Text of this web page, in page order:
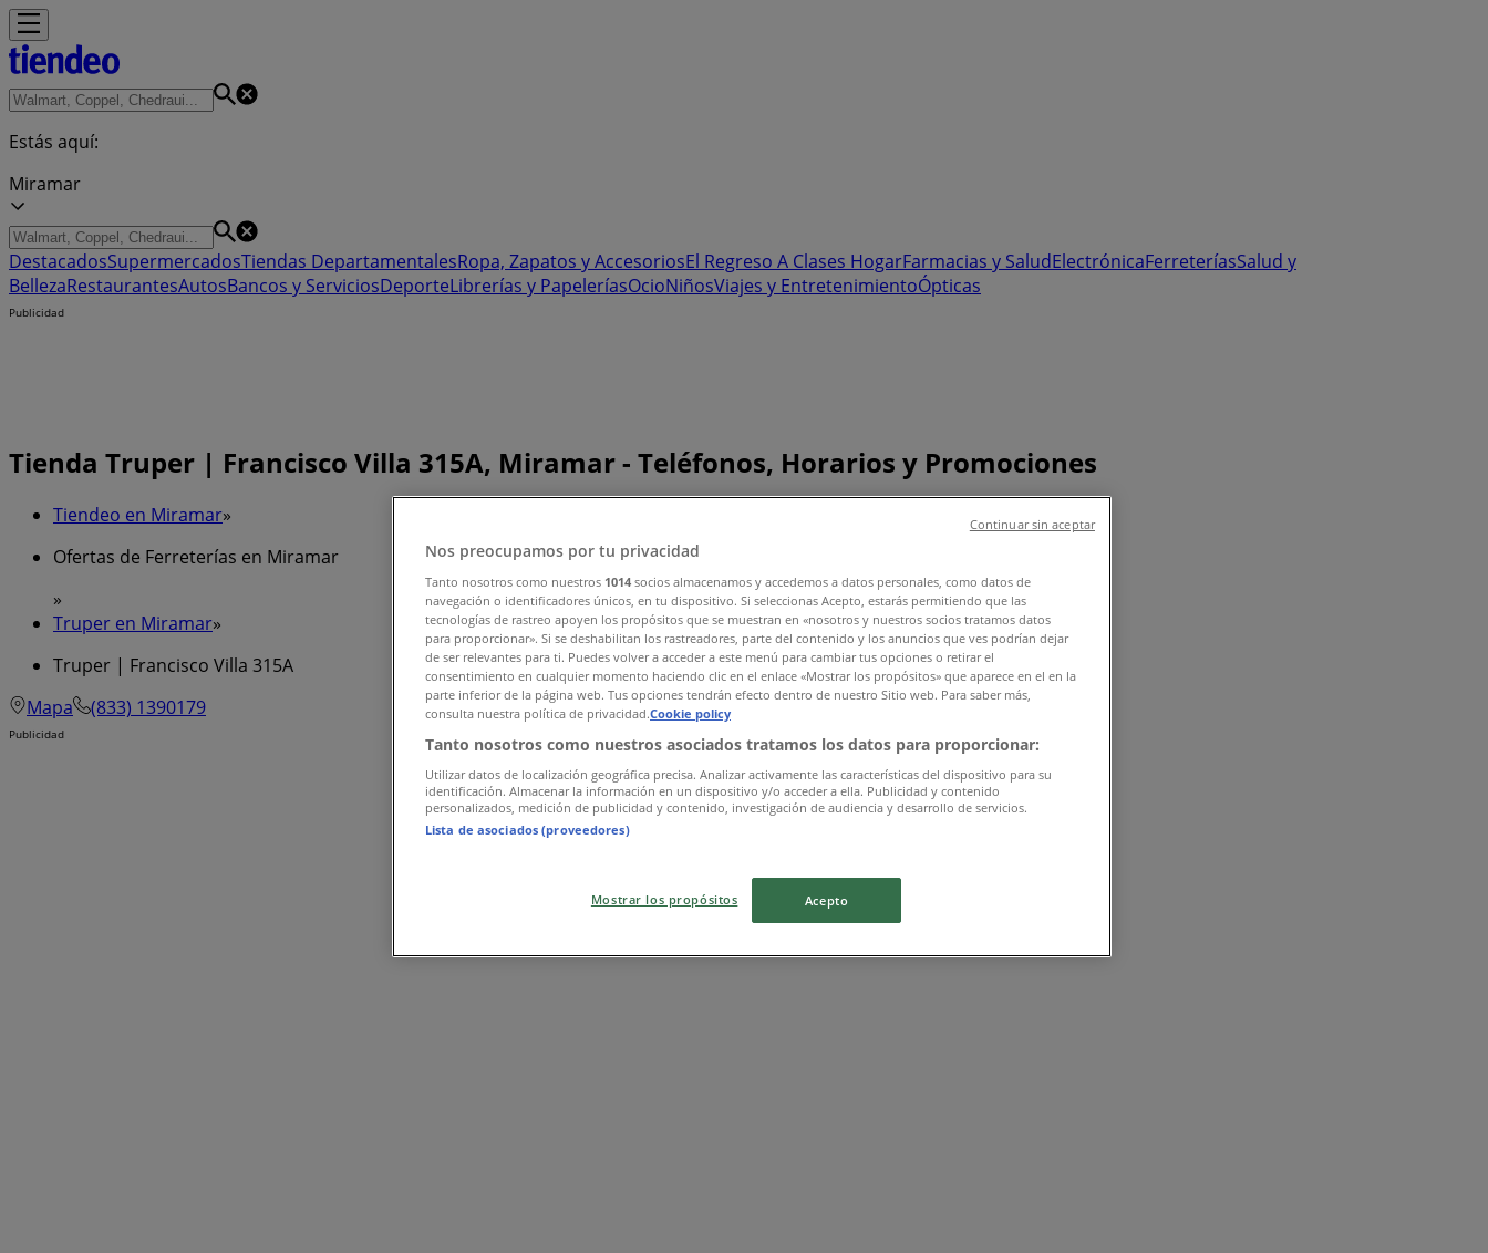
Estás aquí:
Miramar
DestacadosSupermercadosTiendas DepartamentalesRopa, Zapatos y AccesoriosEl Regreso A Clases HogarFarmacias y SaludElectrónicaFerreteríasSalud y
BellezaRestaurantesAutosBancos y ServiciosDeporteLibrerías y PapeleríasOcioNiñosViajes y EntretenimientoÓpticas
Publicidad
Tienda Truper | Francisco Villa 315A, Miramar - Teléfonos, Horarios y Promociones
Tiendeo en Miramar»
Ofertas de Ferreterías en Miramar
»
Truper en Miramar»
Truper | Francisco Villa 315A
Mapa
(833) 1390179
Publicidad
Nos preocupamos por tu privacidad
Tanto nosotros como nuestros 1014 socios almacenamos y accedemos a datos personales, como datos de
navegación o identificadores únicos, en tu dispositivo. Si seleccionas Acepto, estarás permitiendo que las
tecnologías de rastreo apoyen los propósitos que se muestran en «nosotros y nuestros socios tratamos datos
para proporcionar». Si se deshabilitan los rastreadores, parte del contenido y los anuncios que ves podrían dejar
de ser relevantes para ti. Puedes volver a acceder a este menú para cambiar tus opciones o retirar el
consentimiento en cualquier momento haciendo clic en el enlace «Mostrar los propósitos» que aparece en el en la
parte inferior de la página web. Tus opciones tendrán efecto dentro de nuestro Sitio web. Para saber más,
consulta nuestra política de privacidad.Cookie policy
Tanto nosotros como nuestros asociados tratamos los datos para proporcionar:
Utilizar datos de localización geográfica precisa. Analizar activamente las características del dispositivo para su
identificación. Almacenar la información en un dispositivo y/o acceder a ella. Publicidad y contenido
personalizados, medición de publicidad y contenido, investigación de audiencia y desarrollo de servicios.
Lista de asociados (proveedores)
Mostrar los propósitos Acepto
Continuar sin aceptar